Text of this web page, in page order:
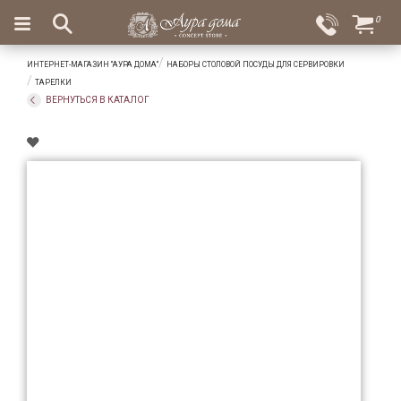
Вход
Избранное
×
Салоны
Доставка
Оплата
Ароматы
0
ИНТЕРНЕТ-МАГАЗИН "АУРА ДОМА"
НАБОРЫ СТОЛОВОЙ ПОСУДЫ ДЛЯ СЕРВИРОВКИ
ТАРЕЛКИ
ВЕРНУТЬСЯ В КАТАЛОГ